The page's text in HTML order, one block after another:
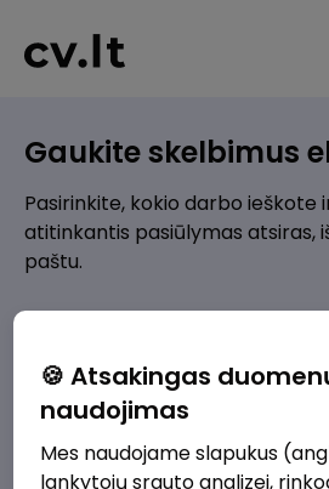
Gaukite skelbimus
Pasirinkite, kokio darbo ieškote
atitinkantis pasiūlymas atsiras,
paštu.
Pridėti naują
Kokios srities darbo pasiūlymai
🍪 Atsakingas
naudojimas
Mes naudojame slapukus
lankytojų srauto analizei,